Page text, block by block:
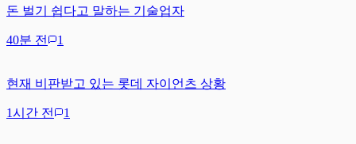
돈 벌기 쉽다고 말하는 기술업자
40분 전 1
현재 비판받고 있는 롯데 자이언츠 상황
1시간 전 1